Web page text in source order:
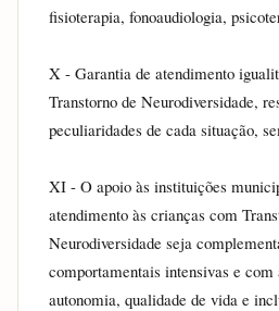
fisioterapia, fonoaudiologia,
X - Garantia de atendimento
Transtorno de Neurodiversidade,
peculiaridades de cada situação,
XI - O apoio às instituições
atendimento às crianças com
Neurodiversidade seja
comportamentais intensivas e com
autonomia, qualidade de vida e